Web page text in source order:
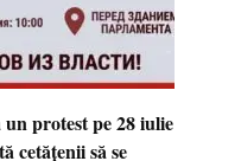
protest pe 28 iulie
cetățenii să se